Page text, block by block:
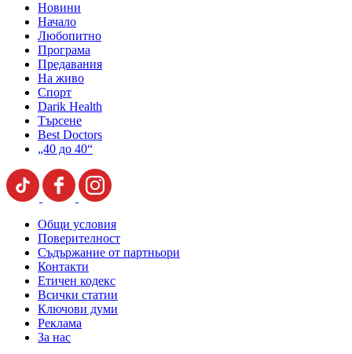
Новини
Начало
Любопитно
Програма
Предавания
На живо
Спорт
Darik Health
Търсене
Best Doctors
„40 до 40“
Общи условия
Поверителност
Съдържание от партньори
Контакти
Етичен кодекс
Всички статии
Ключови думи
Реклама
За нас